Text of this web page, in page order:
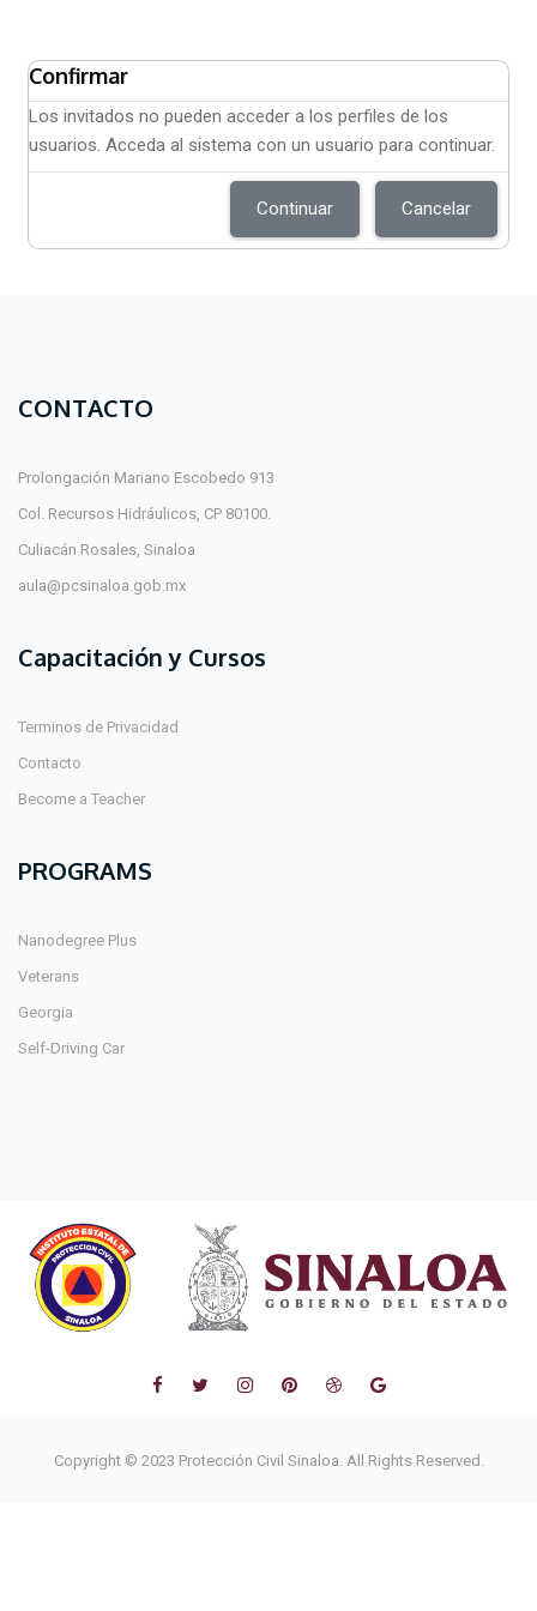
Confirmar
Los invitados no pueden acceder a los perfiles de los
usuarios. Acceda al sistema con un usuario para continuar.
Continuar Cancelar
CONTACTO
Prolongación Mariano Escobedo 913
Col. Recursos Hidráulicos, CP 80100.
Culiacán Rosales, Sinaloa
aula@pcsinaloa.gob.mx
Capacitación y Cursos
Terminos de Privacidad
Contacto
Become a Teacher
PROGRAMS
Nanodegree Plus
Veterans
Georgia
Self-Driving Car
Copyright © 2023 Protección Civil Sinaloa. All Rights Reserved.